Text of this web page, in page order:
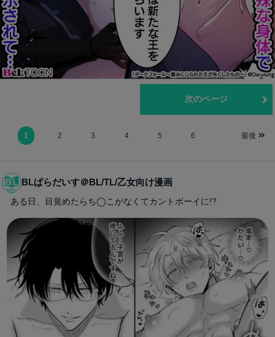
次のページ
1 2 3 4 5 6 最後
BLぱらだいす＠BL/TL/乙女向け漫画
ある日、目覚めたらち◯こがなくてカントボーイに!?